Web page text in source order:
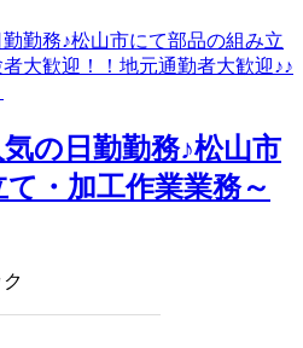
の日勤勤務♪松山市
・加工作業業務～